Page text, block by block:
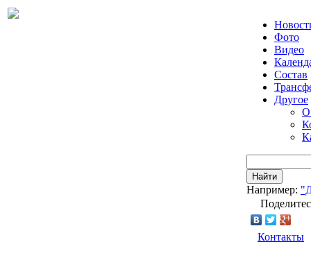
Фото
Видео
Состав
Другое
О
Найти
Например:
Контакты